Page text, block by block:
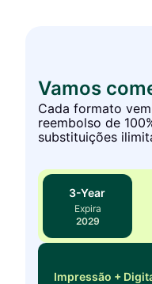
Vamos
Cada formato
reembolso de
substituições
3-Year
Expira
2029
Impressão +